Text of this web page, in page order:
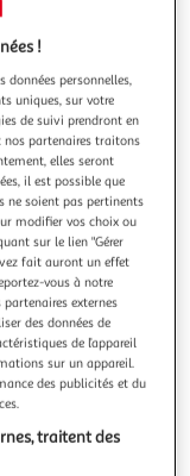
Super Ecole
une fatigue .
de
et gaucher. Pas
Coffert qui
!
données personnelles,
uniques, sur votre
de suivi prendront en
nos partenaires traitons
elles seront
il est possible que
ne soient pas pertinents
modifier vos choix ou
sur le lien "Gérer
fait auront un effet
vous à notre
externes
des données de
de l’appareil
sur un appareil.
des publicités et du
traitent des